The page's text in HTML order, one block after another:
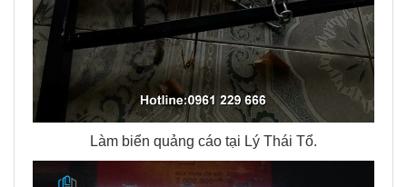
Làm biển quảng cáo tại Lý Thái Tổ.